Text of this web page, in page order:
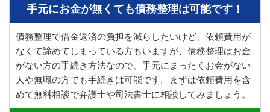
手元にお金が無くても債務整理は可能です！
債務整理で借金返済の負担を減らしたいけど、依頼費用が
なくて諦めてしまっている方もいますが、債務整理はお金
がない方の手続き方法なので、手元にまったくお金がない
人や無職の方でも手続きは可能です。まずは依頼費用を含
めて無料相談で弁護士や司法書士に相談してみましょう。